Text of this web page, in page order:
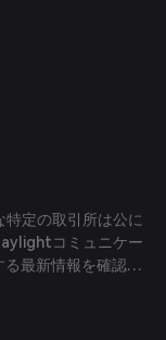
定の取引所は公に
コミュニケー
最新情報を確認す